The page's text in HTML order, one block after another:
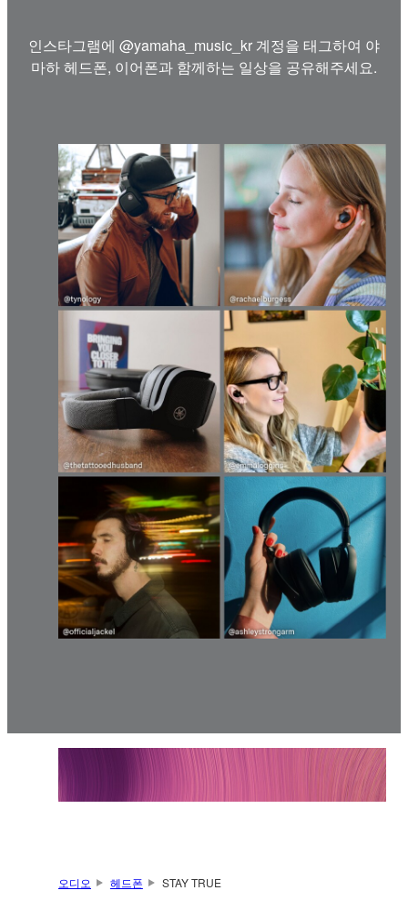
인스타그램에 @yamaha_music_kr 계정을 태그하여 야
마하 헤드폰, 이어폰과 함께하는 일상을 공유해주세요.
오디오 헤드폰 STAY TRUE